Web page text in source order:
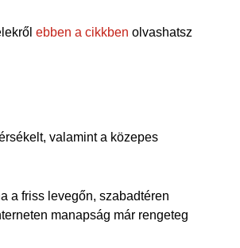
ebben a cikkben olvashatsz
valamint a közepes
a friss levegőn, szabadtéren
manapság már rengeteg